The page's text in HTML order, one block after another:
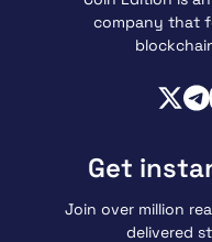
company that
Get
Join over million
delivered